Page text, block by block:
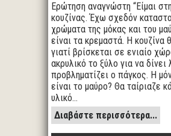
Ερώτηση αναγνώστη “Είμαι
κουζίνας. Έχω σχεδόν
χρώματα της μόκας και του
είναι τα κρεμαστά. Η κουζίνα
γιατί βρίσκεται σε ενιαίο
ακρυλικό το ξύλο για να
προβληματίζει ο πάγκος. Η
είναι το μαύρο? Θα ταίριαζε
υλικό…
Διαβάστε περισσότερα...